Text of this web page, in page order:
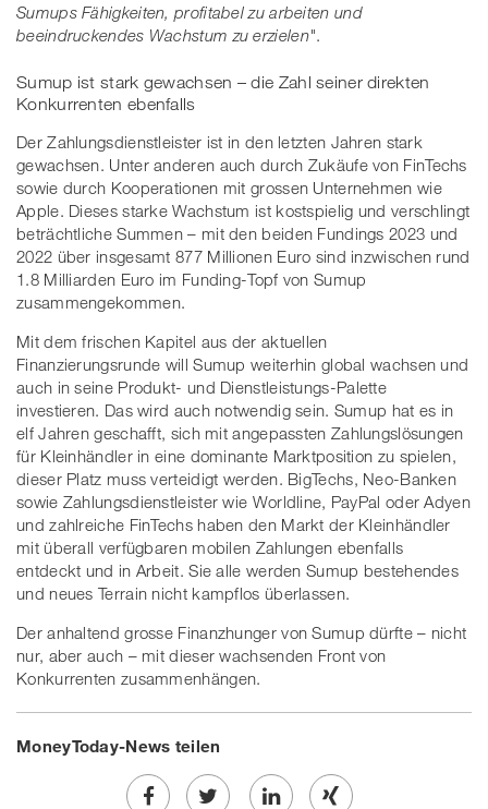
Sumups Fähigkeiten, profitabel zu arbeiten und
beeindruckendes Wachstum zu erzielen"
Sumup ist stark gewachsen – die Zahl seiner direkten
Konkurrenten ebenfalls
Der Zahlungsdienstleister ist in den letzten Jahren stark
gewachsen. Unter anderen auch durch Zukäufe von FinTechs
sowie durch Kooperationen mit grossen Unternehmen wie
Apple. Dieses starke Wachstum ist kostspielig und verschlingt
beträchtliche Summen – mit den beiden Fundings 2023 und
2022 über insgesamt 877 Millionen Euro sind inzwischen rund
1.8 Milliarden Euro im Funding-Topf von Sumup
zusammengekommen.
Mit dem frischen Kapitel aus der aktuellen
Finanzierungsrunde will Sumup weiterhin global wachsen und
auch in seine Produkt- und Dienstleistungs-Palette
investieren. Das wird auch notwendig sein. Sumup hat es in
elf Jahren geschafft, sich mit angepassten Zahlungslösungen
für Kleinhändler in eine dominante Marktposition zu spielen,
dieser Platz muss verteidigt werden. BigTechs, Neo-Banken
sowie Zahlungsdienstleister wie Worldline, PayPal oder Adyen
und zahlreiche FinTechs haben den Markt der Kleinhändler
mit überall verfügbaren mobilen Zahlungen ebenfalls
entdeckt und in Arbeit. Sie alle werden Sumup bestehendes
und neues Terrain nicht kampflos überlassen.
Der anhaltend grosse Finanzhunger von Sumup dürfte – nicht
nur, aber auch – mit dieser wachsenden Front von
Konkurrenten zusammenhängen.
MoneyToday-News teilen